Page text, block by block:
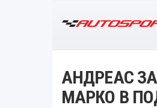
АНДРЕАС
МАРКО В